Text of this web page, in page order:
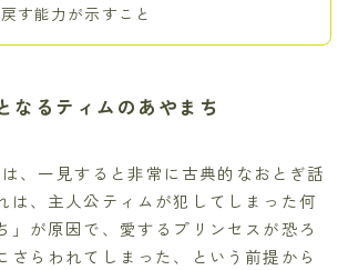
す能力が示すこと
なるティムのあやまち
、一見すると非常に古典的なおとぎ話
は、主人公ティムが犯してしまった何
」が原因で、愛するプリンセスが恐ろ
さらわれてしまった、という前提から